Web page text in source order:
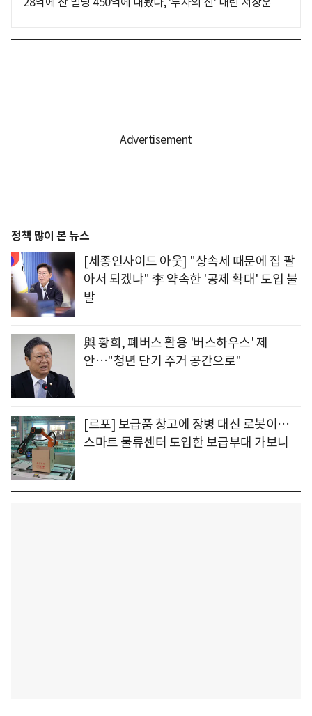
정책 많이 본 뉴스
[세종인사이드 아웃] "상속세 때문에 집 팔
아서 되겠냐" 李 약속한 '공제 확대' 도입 불
발
與 황희, 폐버스 활용 '버스하우스' 제
안…"청년 단기 주거 공간으로"
[르포] 보급품 창고에 장병 대신 로봇이…
스마트 물류센터 도입한 보급부대 가보니